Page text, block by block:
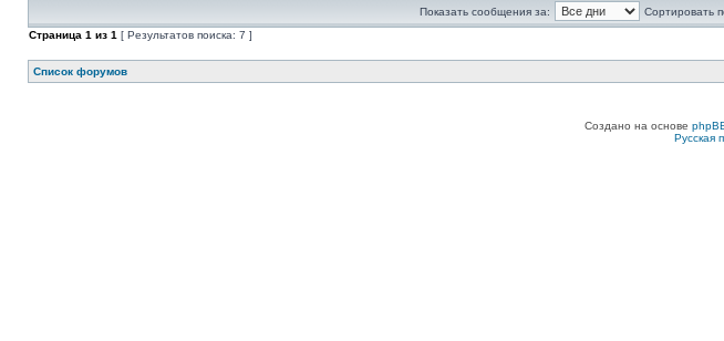
Показать сообщения за:
Сортировать
Страница 1 из 1 [ Результатов поиска: 7 ]
Список форумов
Создано на основе
Русская